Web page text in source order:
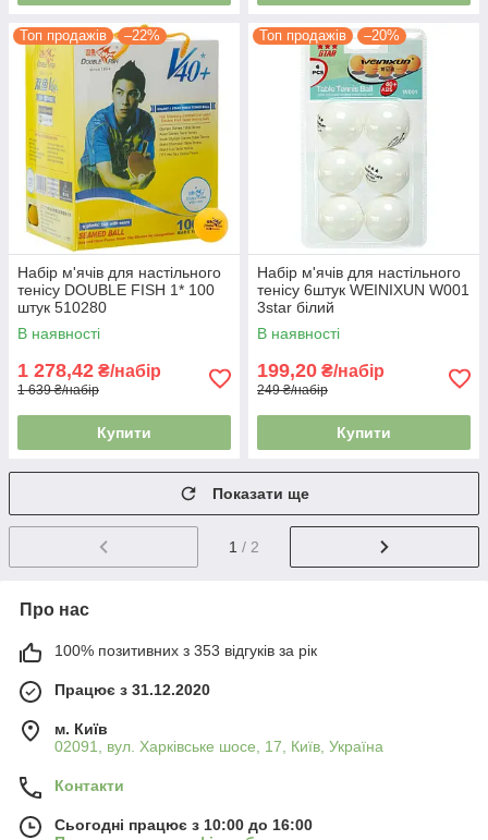
Топ продажів –22%
Набір м'ячів для настільного
тенісу DOUBLE FISH 1* 100
штук 510280
В наявності
1 278,42 ₴/набір
1 639 ₴/набір
Купити
Топ продажів –20%
Набір м'ячів для настільного
тенісу 6штук WEINIXUN W001
3star білий
В наявності
199,20 ₴/набір
249 ₴/набір
Купити
Показати ще
1 / 2
Про нас
100% позитивних з 353 відгуків за рік
Працює з 31.12.2020
м. Київ
02091, вул. Харківське шосе, 17, Київ, Україна
Контакти
Сьогодні працює з 10:00 до 16:00